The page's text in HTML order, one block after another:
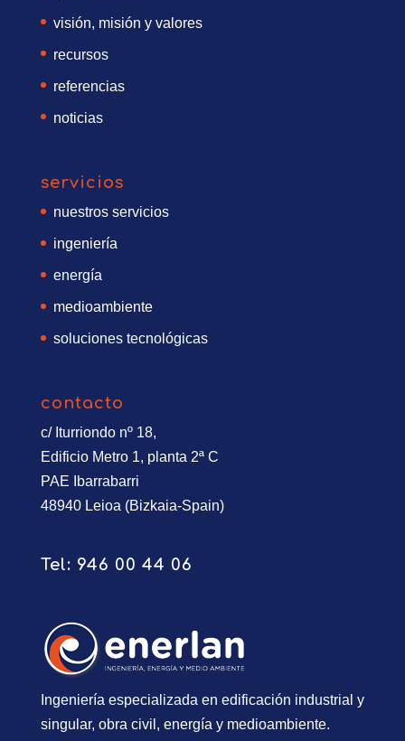
visión, misión y valores
recursos
referencias
noticias
servicios
nuestros servicios
ingeniería
energía
medioambiente
soluciones tecnológicas
contacto
c/ Iturriondo nº 18,
Edificio Metro 1, planta 2ª C
PAE Ibarrabarri
48940 Leioa (Bizkaia-Spain)
Tel: 946 00 44 06
Ingeniería especializada en edificación industrial y
singular, obra civil, energía y medioambiente.